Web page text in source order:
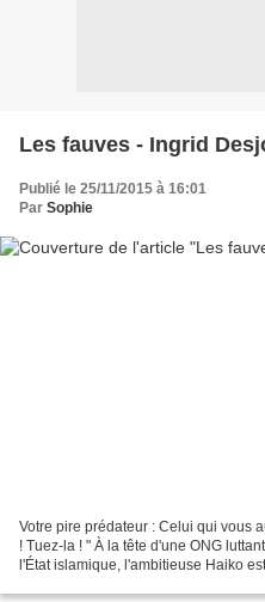
Les fauves - Ingrid
Publié le 25/11/2015 à 16:01
Par Sophie
Votre pire prédateur : Celui qui vous
! Tuez-la ! " À la tête d'une ONG
l'État islamique, l'ambitieuse Haiko